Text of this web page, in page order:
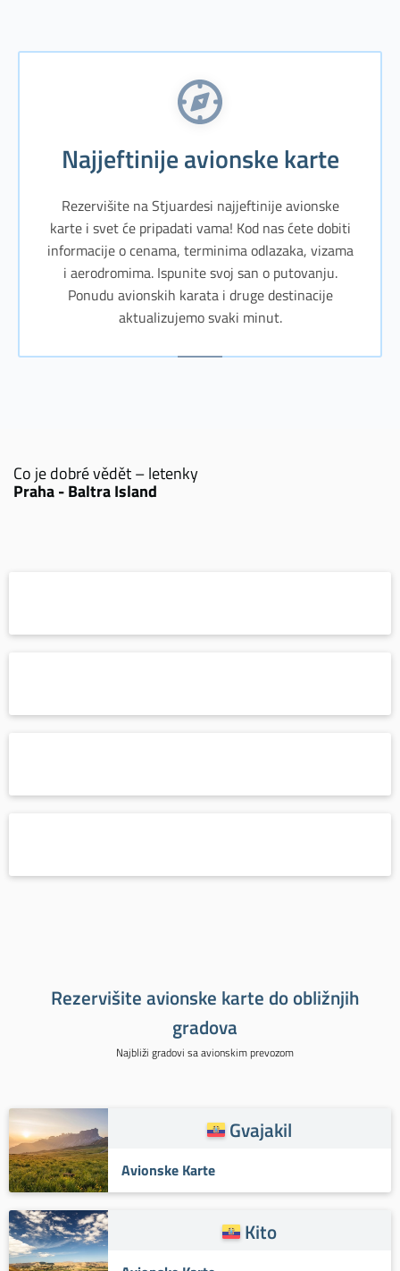
Najjeftinije avionske karte
Rezervišite na Stjuardesi najjeftinije avionske
karte i svet će pripadati vama! Kod nas ćete dobiti
informacije o cenama, terminima odlazaka, vizama
i aerodromima. Ispunite svoj san o putovanju.
Ponudu avionskih karata i druge destinacije
aktualizujemo svaki minut.
Co je dobré vědět – letenky
Praha - Baltra Island
Rezervišite avionske karte do obližnjih
gradova
Najbliži gradovi sa avionskim prevozom
Gvajakil
Avionske Karte
Kito